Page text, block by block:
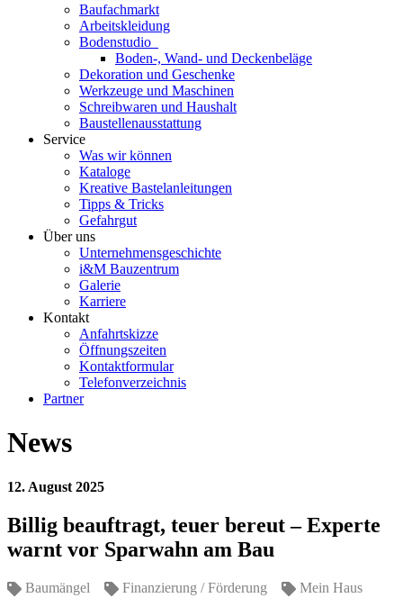
Baufachmarkt
Arbeitskleidung
Bodenstudio
Boden-, Wand- und Deckenbeläge
Dekoration und Geschenke
Werkzeuge und Maschinen
Schreibwaren und Haushalt
Baustellenausstattung
Service
Was wir können
Kataloge
Kreative Bastelanleitungen
Tipps & Tricks
Gefahrgut
Über uns
Unternehmensgeschichte
i&M Bauzentrum
Galerie
Karriere
Kontakt
Anfahrtskizze
Öffnungszeiten
Kontaktformular
Telefonverzeichnis
Partner
News
12. August 2025
Billig beauftragt, teuer bereut – Experte
warnt vor Sparwahn am Bau
Baumängel Finanzierung / Förderung Mein Haus